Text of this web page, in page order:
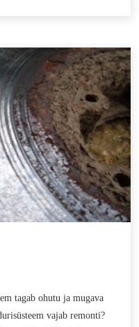
tagab ohutu ja mugava
vajab remonti?